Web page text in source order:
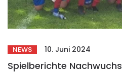
NEWS 10. Juni 2024
Spielberichte Nachwuchs